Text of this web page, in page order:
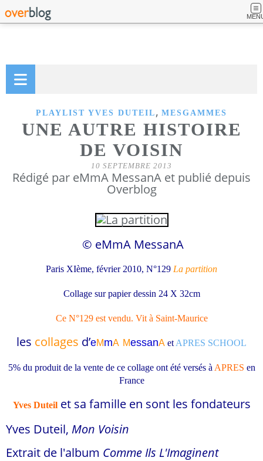
PLAYLIST YVES DUTEIL , MESGAMMES
UNE AUTRE HISTOIRE
DE VOISIN
10 SEPTEMBRE 2013
Rédigé par eMmA MessanA et publié depuis
Overblog
© eMmA MessanA
Paris XIème, février 2010, N°129 La partition
Collage sur papier dessin 24 X 32cm
Ce N°129 est vendu. Vit à Saint-Maurice
les collages d’eMmA MessanA et APRES SCHOOL
5% du produit de la vente de ce collage ont été versés à APRES en
France
Yves Duteil et sa famille en sont les fondateurs
Yves Duteil, Mon Voisin
Extrait de l'album Comme Ils L'Imaginent